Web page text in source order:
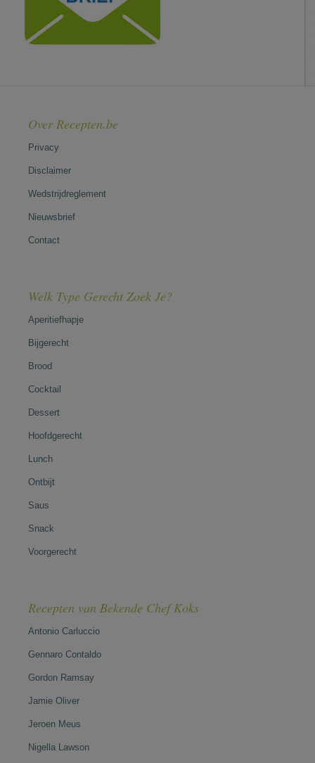
Over Recepten.be
Privacy
Disclaimer
Wedstrijdreglement
Nieuwsbrief
Contact
Welk Type Gerecht Zoek Je?
Aperitiefhapje
Bijgerecht
Brood
Cocktail
Dessert
Hoofdgerecht
Lunch
Ontbijt
Saus
Snack
Voorgerecht
Recepten van Bekende Chef Koks
Antonio Carluccio
Gennaro Contaldo
Gordon Ramsay
Jamie Oliver
Jeroen Meus
Nigella Lawson